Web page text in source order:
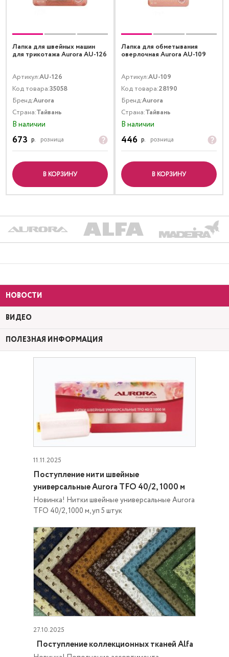
Лапка для швейных машин
для трикотажа Aurora AU-126
Артикул:AU-126
Код товара:35058
Бренд:Aurora
Страна:Тайвань
В наличии
673 р. розница
В КОРЗИНУ
Лапка для обметывания
оверлочная Aurora AU-109
Артикул:AU-109
Код товара:28190
Бренд:Aurora
Страна:Тайвань
В наличии
446 р. розница
В КОРЗИНУ
НОВОСТИ
ВИДЕО
ПОЛЕЗНАЯ ИНФОРМАЦИЯ
11.11.2025
Поступление нити швейные
универсальные Aurora TFO 40/2, 1000 м
Новинка! Нитки швейные универсальные Aurora
TFO 40/2, 1000 м, уп 5 штук
27.10.2025
Поступление коллекционных тканей Alfa